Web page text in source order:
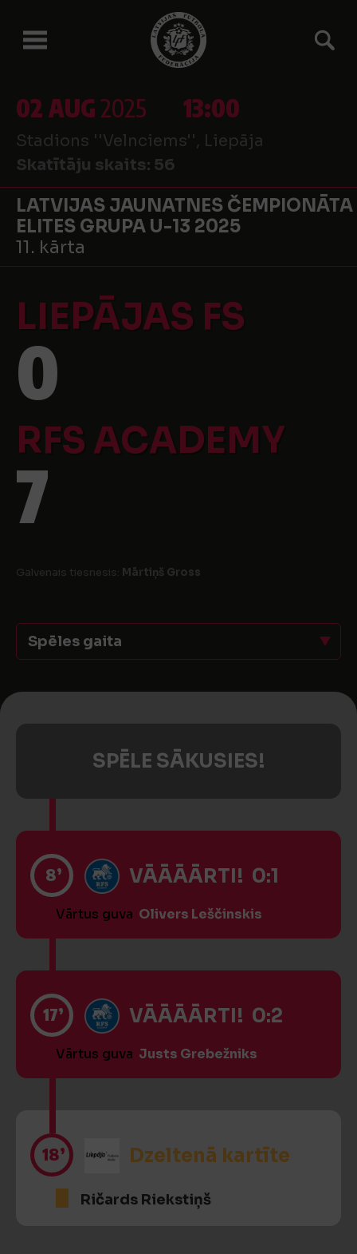
02 AUG2025 13:00
Stadions ''Velnciems'', Liepāja
Skatītāju skaits: 56
LATVIJAS JAUNATNES ČEMPIONĀTA
ELITES GRUPA U-13 2025
11. kārta
LIEPĀJAS FS
0
RFS ACADEMY
7
Galvenais tiesnesis: Mārtiņš Gross
Spēles gaita
SPĒLE SĀKUSIES!
8’ VĀĀĀĀRTI! 0:1
Vārtus guva Olivers Leščinskis
17’ VĀĀĀĀRTI! 0:2
Vārtus guva Justs Grebežniks
18’ Dzeltenā kartīte
Ričards Riekstiņš